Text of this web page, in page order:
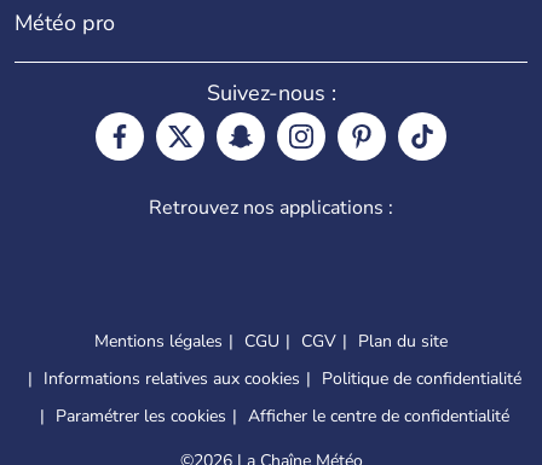
Météo pro
Suivez-nous :
Retrouvez nos applications :
Mentions légales CGU CGV
Plan du site
Informations relatives aux cookies
Politique de confidentialité
Paramétrer les cookies
Afficher le centre de confidentialité